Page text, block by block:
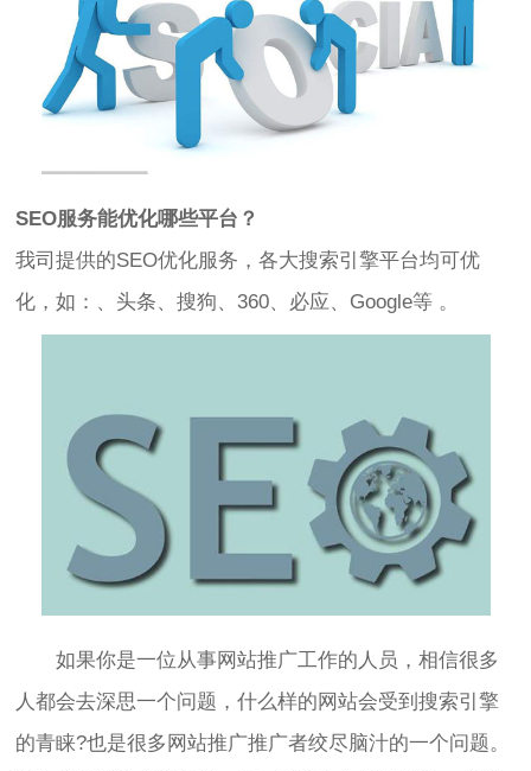
SEO服务能优化哪些平台？
我司提供的SEO优化服务，各⼤搜索引擎平台均可优
化，如：、头条、搜狗、360、必应、Google等 。
如果你是一位从事网站推广工作的人员，相信很多
人都会去深思一个问题，什么样的网站会受到搜索引擎
的青睐?也是很多网站推广推广者绞尽脑汁的一个问题。